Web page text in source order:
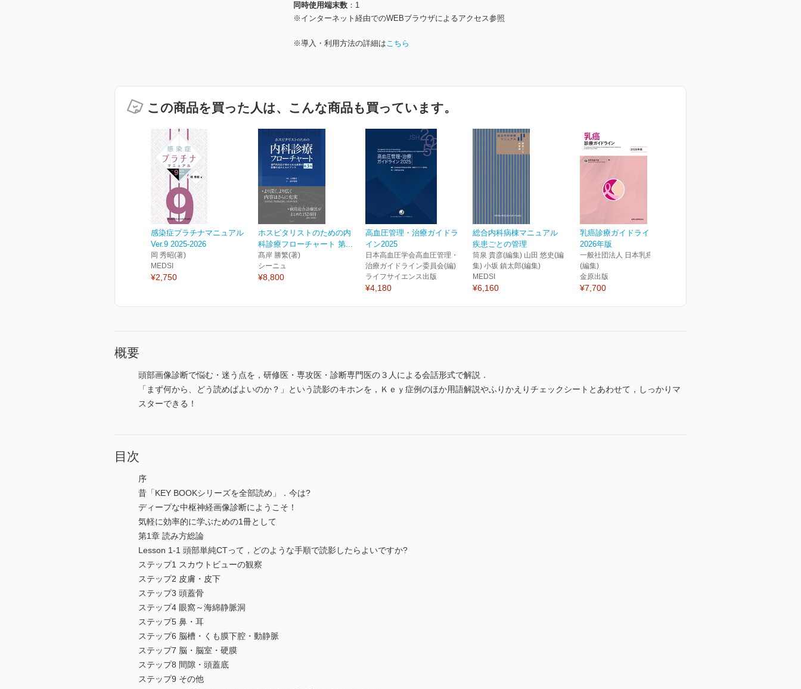
同時使用端末数
1
※インターネット経由でのWEBブラウザによるアクセス参照
※導入・利用方法の詳細はこちら
この商品を買った人は、こんな商品も買っています。
感染症プラチナマニュアル
Ver.9 2025-2026
岡 秀昭(著)
MEDSI
¥2,750
ホスピタリストのための内
科診療フローチャート 第...
髙岸 勝繁(著)
シーニュ
¥8,800
高血圧管理・治療ガイドラ
イン2025
日本高血圧学会高血圧管理・
治療ガイドライン委員会(編)
ライフサイエンス出版
¥4,180
総合内科病棟マニュアル
疾患ごとの管理
筒泉 貴彦(編集) 山田 悠史(編
集) 小坂 鎮太郎(編集)
MEDSI
¥6,160
乳癌診療ガイドライン
2026年版
一般社団法人 日本乳癌学会
(編集)
金原出版
¥7,700
概要
頭部画像診断で悩む・迷う点を，研修医・専攻医・診断専門医の３人による会話形式で解説．
「まず何から、どう読めばよいのか？」という読影のキホンを，Ｋｅｙ症例のほか用語解説やふりかえりチェックシートとあわせて，しっかりマ
スターできる！
目次
序
昔「KEY BOOKシリーズを全部読め」．今は?
ディープな中枢神経画像診断にようこそ！
気軽に効率的に学ぶための1冊として
第1章 読み方総論
Lesson 1-1 頭部単純CTって，どのような手順で読影したらよいですか?
ステップ1 スカウトビューの観察
ステップ2 皮膚・皮下
ステップ3 頭蓋骨
ステップ4 眼窩～海綿静脈洞
ステップ5 鼻・耳
ステップ6 脳槽・くも膜下腔・動静脈
ステップ7 脳・脳室・硬膜
ステップ8 間隙・頭蓋底
ステップ9 その他